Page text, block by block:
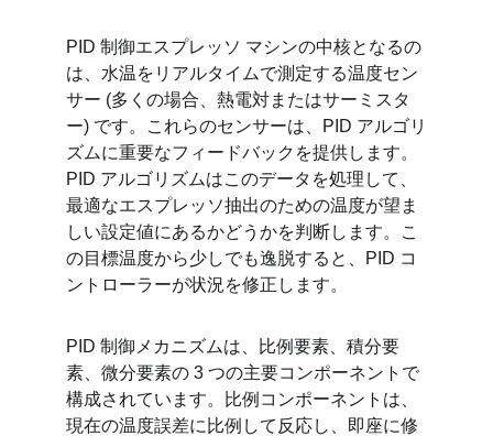
PID 制御エスプレッソ マシンの中核となるの
は、水温をリアルタイムで測定する温度セン
サー (多くの場合、熱電対またはサーミスタ
ー) です。これらのセンサーは、PID アルゴリ
ズムに重要なフィードバックを提供します。
PID アルゴリズムはこのデータを処理して、
最適なエスプレッソ抽出のための温度が望ま
しい設定値にあるかどうかを判断します。こ
の目標温度から少しでも逸脱すると、PID コ
ントローラーが状況を修正します。
PID 制御メカニズムは、比例要素、積分要
素、微分要素の 3 つの主要コンポーネントで
構成されています。比例コンポーネントは、
現在の温度誤差に比例して反応し、即座に修